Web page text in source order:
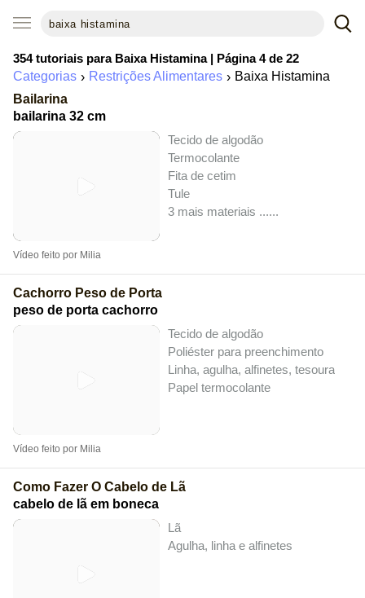
354 tutoriais para Baixa Histamina| Página 4 de 22
Categorias Restrições Alimentares
Baixa Histamina
Bailarina
bailarina 32 cm
Tecido de algodão
Termocolante
Fita de cetim
Tule
3 mais materiais ......
Vídeo feito por Milia
Cachorro Peso de Porta
peso de porta cachorro
Tecido de algodão
Poliéster para preenchimento
Linha, agulha, alfinetes, tesoura
Papel termocolante
Vídeo feito por Milia
Como Fazer O Cabelo de Lã
cabelo de lã em boneca
Lã
Agulha, linha e alfinetes